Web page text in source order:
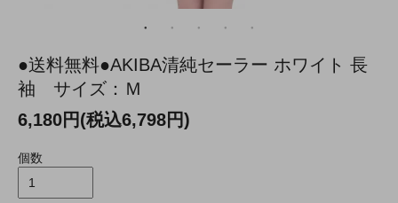
●送料無料●AKIBA清純セーラー ホワイト 長
袖 サイズ：Ｍ
6,180円(税込6,798円)
個数